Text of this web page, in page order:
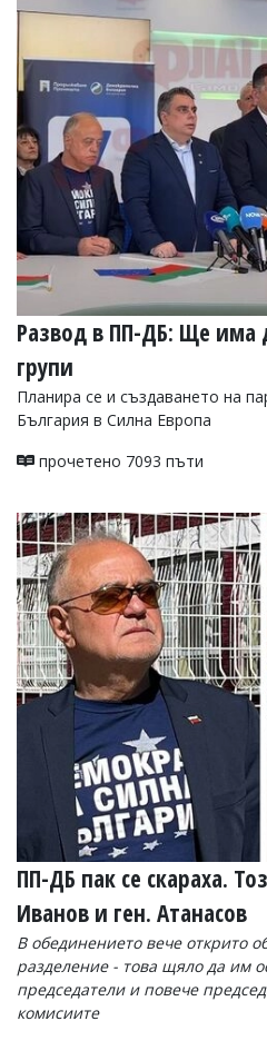
Развод в ПП-ДБ: Ще има
групи
Планира се и създаването на
България в Силна Европа
прочетено 7093 пъти
ПП-ДБ пак се скараха.
Иванов и ген. Атанасов
В обединението вече открито
разделение - това щяло да им
председатели и повече
комисиите